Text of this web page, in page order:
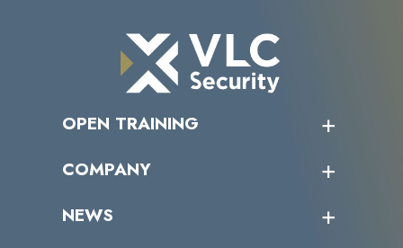
OPEN TRAINING
受講者の声
COMPANY
トップメッセージ
NEWS